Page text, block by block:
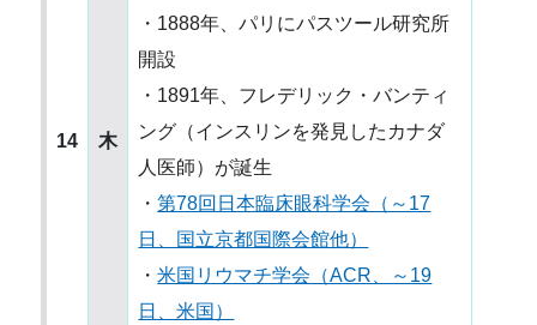
14 木
・1888年、パリにパスツール研究所
開設
・1891年、フレデリック・バンティ
ング（インスリンを発見したカナダ
人医師）が誕生
・第78回日本臨床眼科学会（～17
日、国立京都国際会館他）
・米国リウマチ学会（ACR、～19
日、米国）